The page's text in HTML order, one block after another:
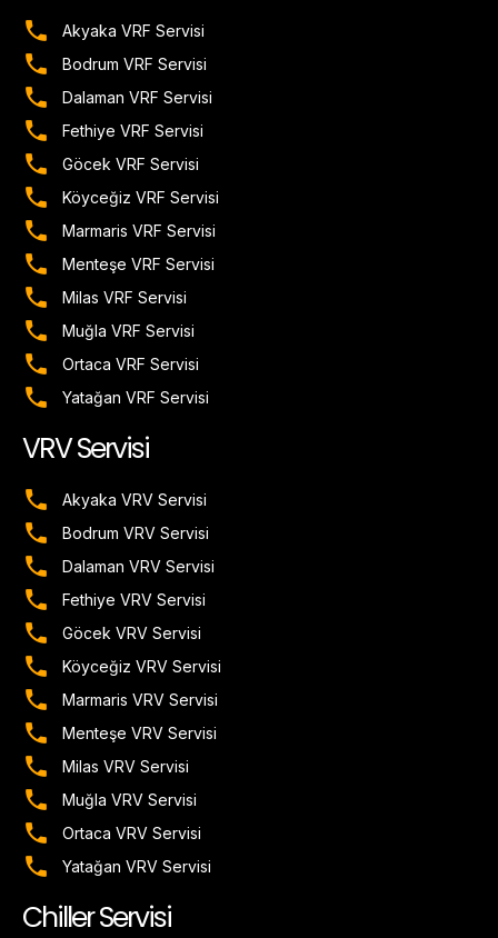
Akyaka VRF Servisi
Bodrum VRF Servisi
Dalaman VRF Servisi
Fethiye VRF Servisi
Göcek VRF Servisi
Köyceğiz VRF Servisi
Marmaris VRF Servisi
Menteşe VRF Servisi
Milas VRF Servisi
Muğla VRF Servisi
Ortaca VRF Servisi
Yatağan VRF Servisi
VRV Servisi
Akyaka VRV Servisi
Bodrum VRV Servisi
Dalaman VRV Servisi
Fethiye VRV Servisi
Göcek VRV Servisi
Köyceğiz VRV Servisi
Marmaris VRV Servisi
Menteşe VRV Servisi
Milas VRV Servisi
Muğla VRV Servisi
Ortaca VRV Servisi
Yatağan VRV Servisi
Chiller Servisi